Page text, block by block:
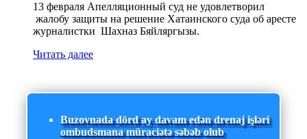
13 февраля Апелляционный суд не удовлетворил
жалобу защиты на решение Хатаинского суда об аресте
журналистки Шахназ Бяйляргызы.
Читать далее
Buzovnada dörd ay davam edən drenaj işləri
ombudsmana müraciətə səbəb olub